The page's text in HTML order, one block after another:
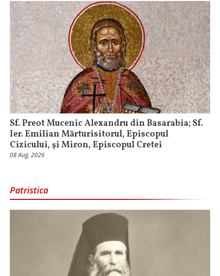
Sf. Preot Mucenic Alexandru din Basarabia; Sf.
Ier. Emilian Mărturisitorul, Episcopul
Cizicului, şi Miron, Episcopul Cretei
08 Aug, 2026
Patristica